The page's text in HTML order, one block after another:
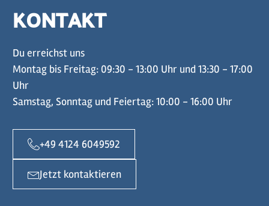
KONTAKT
Du erreichst uns
Montag bis Freitag: 09:30 - 13:00 Uhr und 13:30 - 17:00
Uhr
Samstag, Sonntag und Feiertag: 10:00 - 16:00 Uhr
+49 4124 6049592
Jetzt kontaktieren